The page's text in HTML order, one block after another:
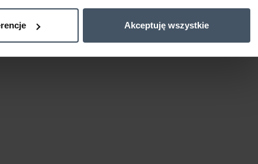
Akceptuję wszystkie